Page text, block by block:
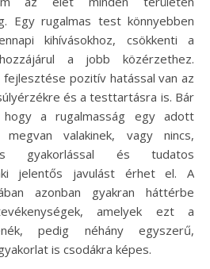
Egy rugalmas test könnyebben
kihívásokhoz, csökkenti a
a jobb közérzethez.
pozitív hatással van az
és a testtartásra is. Bár
hogy a rugalmasság egy adott
valakinek, vagy nincs,
gyakorlással és tudatos
jelentős javulást érhet el. A
azonban gyakran háttérbe
amelyek ezt a
pedig néhány egyszerű,
is csodákra képes.